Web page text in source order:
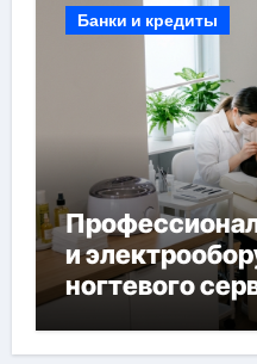
Банки и кредиты
и
ногтевого
наращивания
депиляции